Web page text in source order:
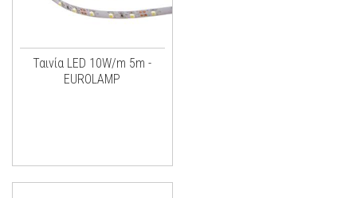
Ταινία LED 10W/m 5m -
EUROLAMP